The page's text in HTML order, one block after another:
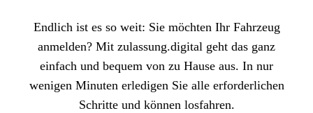
Endlich ist es so weit: Sie möchten Ihr Fahrzeug
anmelden? Mit zulassung.digital geht das ganz
einfach und bequem von zu Hause aus. In nur
wenigen Minuten erledigen Sie alle erforderlichen
Schritte und können losfahren.